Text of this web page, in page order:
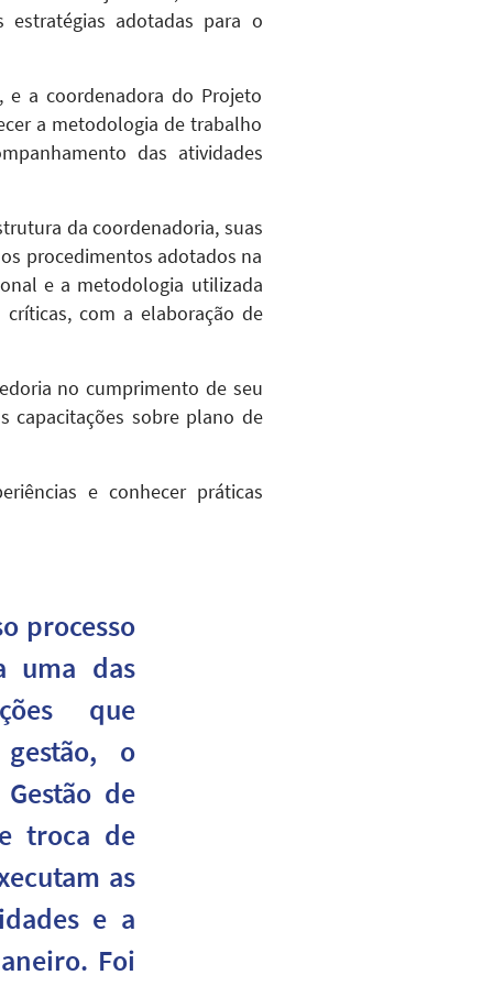
estratégias adotadas para o
e a coordenadora do Projeto
a metodologia de trabalho
das atividades
da coordenadoria, suas
procedimentos adotados na
e a metodologia utilizada
com a elaboração de
no cumprimento de seu
capacitações sobre plano de
e conhecer práticas
processo
uma das
que
o
de
troca de
as
e a
Foi